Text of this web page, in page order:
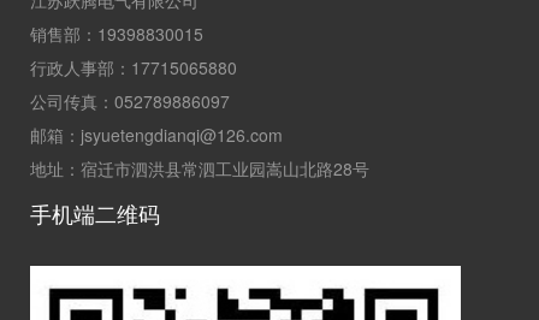
销售部：19398830015
行政人事部：17715065880
公司传真：052789886097
邮箱：jsyuetengdianqi@126.com
地址：宿迁市泗洪县常泗工业园嵩山北路28号
手机端二维码